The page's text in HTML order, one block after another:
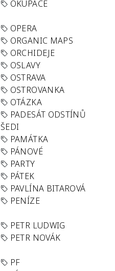
OKUPACE
OPERA
ORGANIC MAPS
ORCHIDEJE
OSLAVY
OSTRAVA
OSTROVANKA
OTÁZKA
PADESÁT ODSTÍNŮ
ŠEDI
PAMÁTKA
PÁNOVÉ
PARTY
PÁTEK
PAVLÍNA BITAROVÁ
PENÍZE
PETR LUDWIG
PETR NOVÁK
PF